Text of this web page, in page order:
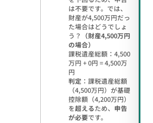
は不要です。では、
財産が4,500万円だっ
た場合はどうでしょ
う？ （財産4,500万円
の場合）
課税遺産総額：4,500
万円 + 0円 = 4,500万
円
判定 ：課税遺産総額
（4,500万円）が基礎
控除額（4,200万円）
を超えるため、 申告
が必要です。